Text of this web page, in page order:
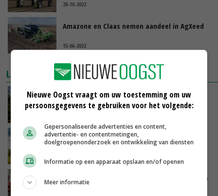
20-10-2022
Amazone en Claas nemen aandeel in AgXeed
15-06-2022
LAATSTE NIEUWS
Kamervragen over onttrekkingsverbod,
minister spreekt van ‘ondernemersrisico’
‘Rendement van Krullvarkens komt van de
overkant’
Oorlogen en El Niño stuwen voedselprijzen op
Nieuwe Oogst vraagt om uw toestemming om uw
persoonsgegevens te gebruiken voor het volgende:
Gepersonaliseerde advertenties en content,
advertentie- en contentmetingen,
doelgroepenonderzoek en ontwikkeling van diensten
Informatie op een apparaat opslaan en/of openen
Meer informatie